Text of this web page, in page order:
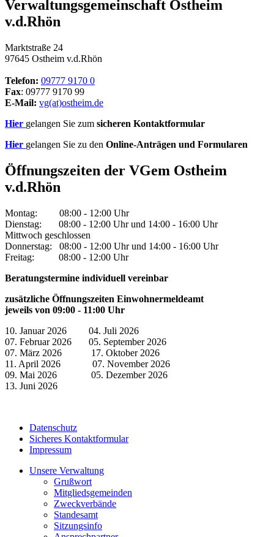
Verwaltungsgemeinschaft Ostheim
v.d.Rhön
Marktstraße 24
97645 Ostheim v.d.Rhön
Telefon: 09777 9170 0
Fax: 09777 9170 99
E-Mail: vg(at)ostheim.de
Hier gelangen Sie zum sicheren Kontaktformular
Hier gelangen Sie zu den Online-Anträgen und Formularen
Öffnungszeiten der VGem Ostheim
v.d.Rhön
Montag: 08:00 - 12:00 Uhr
Dienstag: 08:00 - 12:00 Uhr und 14:00 - 16:00 Uhr
Mittwoch geschlossen
Donnerstag: 08:00 - 12:00 Uhr und 14:00 - 16:00 Uhr
Freitag: 08:00 - 12:00 Uhr
Beratungstermine individuell vereinbar
zusätzliche Öffnungszeiten Einwohnermeldeamt
jeweils von 09:00 - 11:00 Uhr
10. Januar 2026 04. Juli 2026
07. Februar 2026 05. September 2026
07. März 2026 17. Oktober 2026
11. April 2026 07. November 2026
09. Mai 2026 05. Dezember 2026
13. Juni 2026
Datenschutz
Sicheres Kontaktformular
Impressum
Unsere Verwaltung
Grußwort
Mitgliedsgemeinden
Zweckverbände
Standesamt
Sitzungsinfo